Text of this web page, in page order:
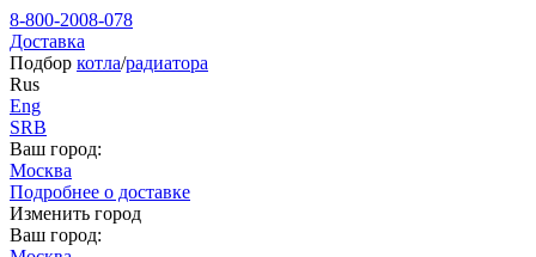
8-800-2008-078
Доставка
Подбор котла/радиатора
Rus
Eng
SRB
Ваш город:
Москва
Подробнее о доставке
Изменить город
Ваш город: